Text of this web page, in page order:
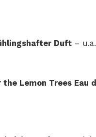
Duft–
the Lemon Trees